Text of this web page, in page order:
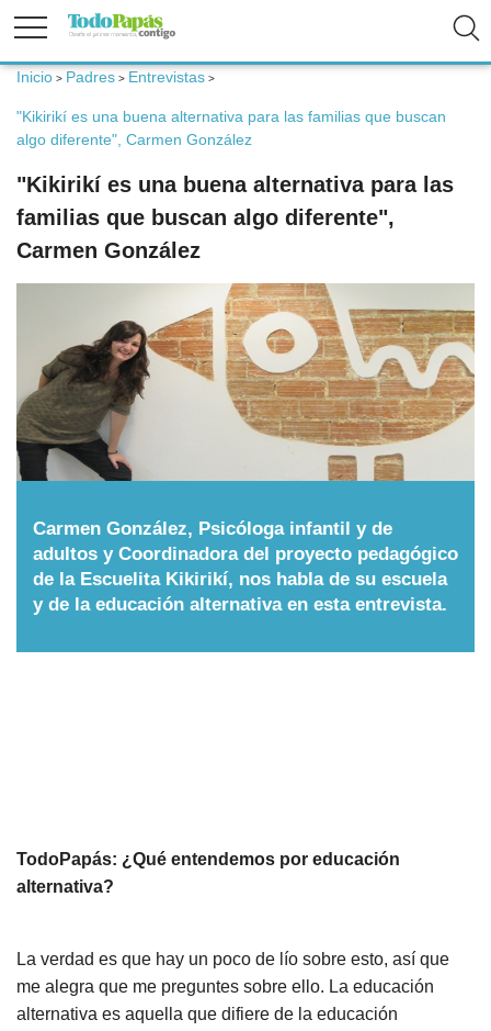
Bebé
Padres
Calculadoras
Nombres
Cuentos
Inicio > Padres > Entrevistas >
"Kikirikí es una buena alternativa para las familias que buscan
algo diferente", Carmen González
"Kikirikí es una buena alternativa para las
familias que buscan algo diferente",
Carmen González
Carmen González, Psicóloga infantil y de
adultos y Coordinadora del proyecto pedagógico
de la Escuelita Kikirikí, nos habla de su escuela
y de la educación alternativa en esta entrevista.
TodoPapás: ¿Qué entendemos por educación
alternativa?
La verdad es que hay un poco de lío sobre esto, así que
me alegra que me preguntes sobre ello. La educación
alternativa es aquella que difiere de la educación